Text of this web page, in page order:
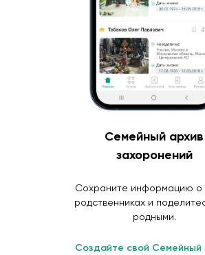
Семейный архив
захоронений
Сохраните информацию о
родственниках и
родными.
Создайте свой Семейный